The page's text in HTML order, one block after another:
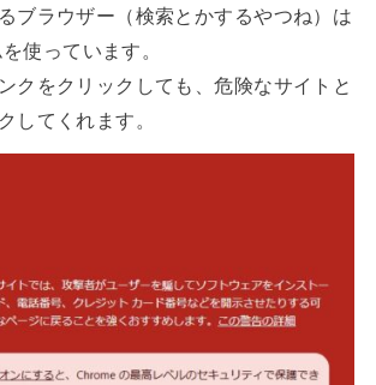
ブラウザー（検索とかするやつね）は
使っています。
クをクリックしても、危険なサイトと
してくれます。